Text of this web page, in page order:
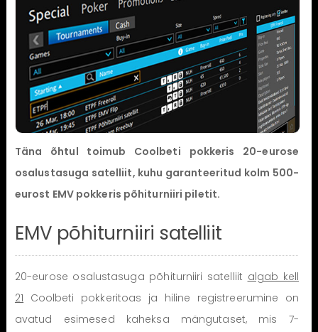
Täna õhtul toimub Coolbeti pokkeris 20-eurose
osalustasuga satelliit, kuhu garanteeritud kolm 500-
eurost EMV pokkeris põhiturniiri piletit.
EMV põhiturniiri satelliit
20-eurose osalustasuga põhiturniiri satelliit algab kell
21 Coolbeti pokkeritoas ja hiline registreerumine on
avatud esimesed kaheksa mängutaset, mis 7-